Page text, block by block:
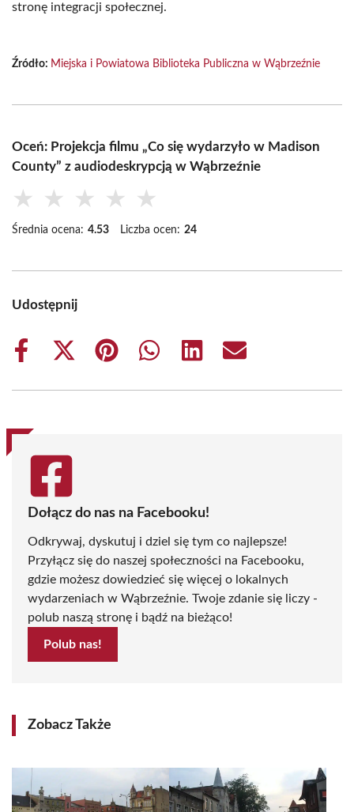
stronę integracji społecznej.
Źródło: Miejska i Powiatowa Biblioteka Publiczna w Wąbrzeźnie
Oceń: Projekcja filmu „Co się wydarzyło w Madison
County” z audiodeskrypcją w Wąbrzeźnie
★ ★ ★ ★ ★
Średnia ocena: 4.53 Liczba ocen: 24
Udostępnij
Share
Share
(Twitter)
Share
Share
Share
Share
Dołącz do nas na Facebooku!
Odkrywaj, dyskutuj i dziel się tym co najlepsze!
Przyłącz się do naszej społeczności na Facebooku,
gdzie możesz dowiedzieć się więcej o lokalnych
wydarzeniach w Wąbrzeźnie. Twoje zdanie się liczy -
polub naszą stronę i bądź na bieżąco!
Polub nas!
Zobacz Także